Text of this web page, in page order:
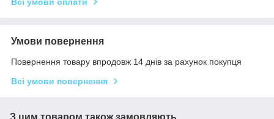
Умови повернення
Повернення товару впродовж 14 днів за рахунок покупця
Всі умови повернення
З цим товаром також замовляють